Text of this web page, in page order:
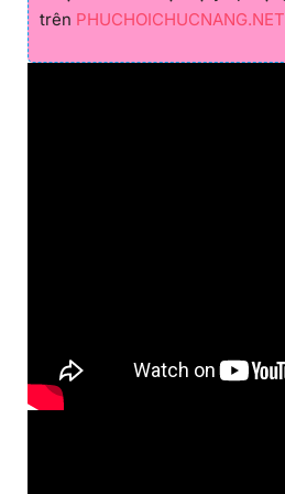
trên PHUCHOICHUCNANG.NET